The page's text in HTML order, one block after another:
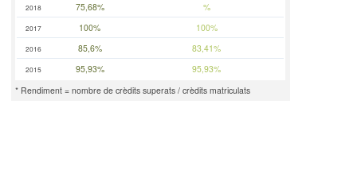
2018 75,68% %
2017 100% 100%
2016 85,6% 83,41%
2015 95,93%
95,93%
* Rendiment = nombre de crèdits superats / crèdits matriculats